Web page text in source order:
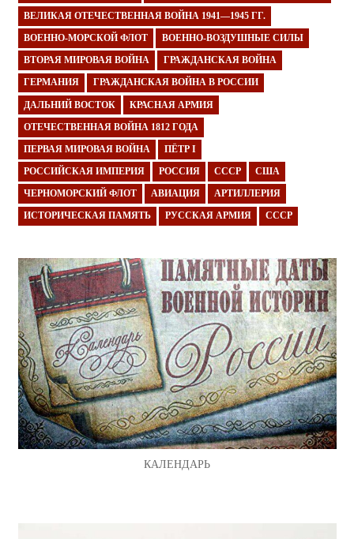
ВЕЛИКАЯ ОТЕЧЕСТВЕННАЯ ВОЙНА 1941—1945 ГГ.
ВОЕННО-МОРСКОЙ ФЛОТ ВОЕННО-ВОЗДУШНЫЕ СИЛЫ
ВТОРАЯ МИРОВАЯ ВОЙНА ГРАЖДАНСКАЯ ВОЙНА
ГЕРМАНИЯ ГРАЖДАНСКАЯ ВОЙНА В РОССИИ
ДАЛЬНИЙ ВОСТОК КРАСНАЯ АРМИЯ
ОТЕЧЕСТВЕННАЯ ВОЙНА 1812 ГОДА
ПЕРВАЯ МИРОВАЯ ВОЙНА ПЁТР I
РОССИЙСКАЯ ИМПЕРИЯ РОССИЯ СССР США
ЧЕРНОМОРСКИЙ ФЛОТ АВИАЦИЯ АРТИЛЛЕРИЯ
ИСТОРИЧЕСКАЯ ПАМЯТЬ РУССКАЯ АРМИЯ СССР
КАЛЕНДАРЬ